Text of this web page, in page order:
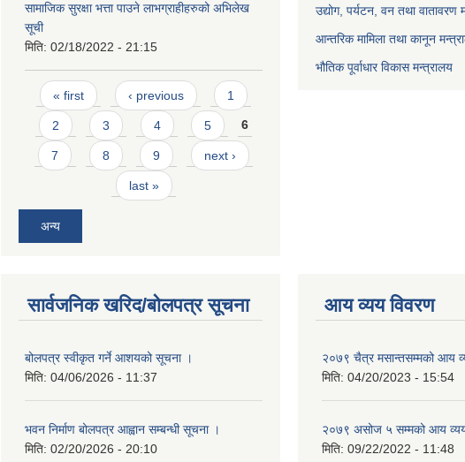
सामाजिक सुरक्षा भत्ता पाउने लाभग्राहीहरुको अभिलेख
सूची
मिति: 02/18/2022 - 21:15
Pages
« first ‹ previous 1
2 3 4 5 6
7 8 9 next ›
last »
अन्य
उद्योग, पर्यटन, वन तथा वातावरण
आन्तरिक मामिला तथा कानून
भौतिक पूर्वाधार विकास मन्त्रालय
सार्वजनिक खरिद/बोलपत्र सूचना
बोलपत्र स्वीकृत गर्ने आशयको सूचना ।
मिति: 04/06/2026 - 11:37
भवन निर्माण बोलपत्र आह्वान सम्बन्धी सूचना ।
मिति: 02/20/2026 - 20:10
आय व्यय विवरण
२०७९ चैत्र मसान्तसम्मको आय
मिति: 04/20/2023 - 15:54
२०७९ असोज ५ सम्मको आय
मिति: 09/22/2022 - 11:48